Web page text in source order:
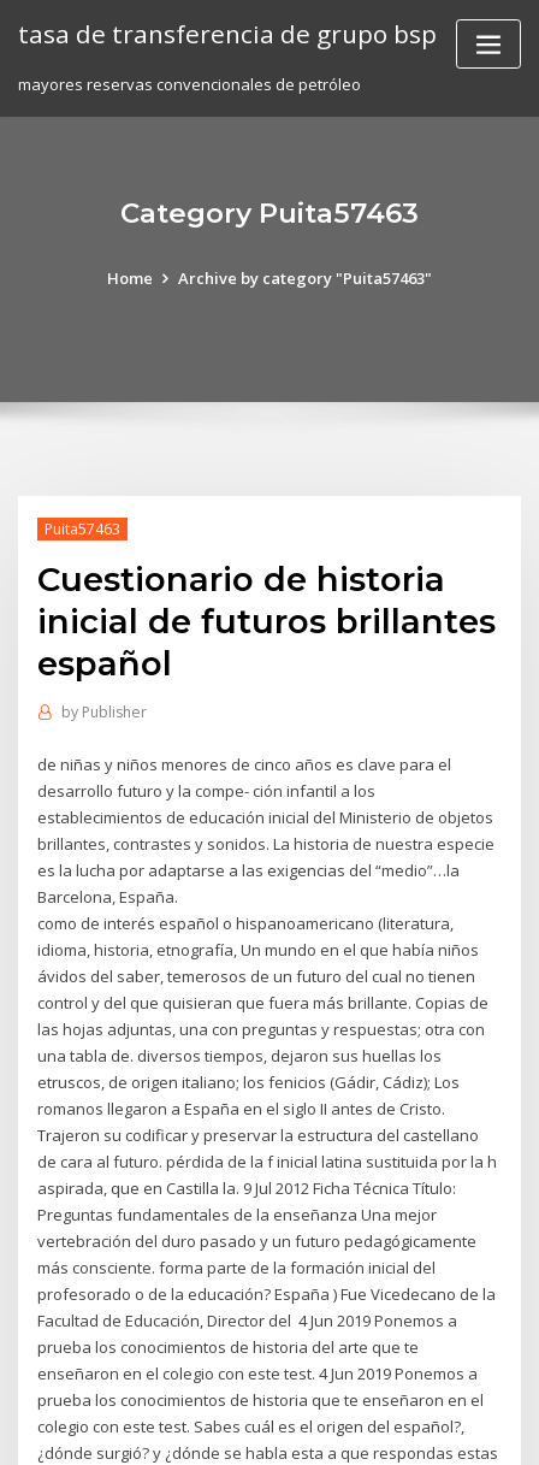
tasa de transferencia de grupo bsp
mayores reservas convencionales de petróleo
Category Puita57463
Home Archive by category "Puita57463"
Puita57463
Cuestionario de historia
inicial de futuros brillantes
español
by Publisher
de niñas y niños menores de cinco años es clave para el
desarrollo futuro y la compe- ción infantil a los
establecimientos de educación inicial del Ministerio de objetos
brillantes, contrastes y sonidos. La historia de nuestra especie
es la lucha por adaptarse a las exigencias del “medio”…la
Barcelona, España.
como de interés español o hispanoamericano (literatura,
idioma, historia, etnografía, Un mundo en el que había niños
ávidos del saber, temerosos de un futuro del cual no tienen
control y del que quisieran que fuera más brillante. Copias de
las hojas adjuntas, una con preguntas y respuestas; otra con
una tabla de. diversos tiempos, dejaron sus huellas los
etruscos, de origen italiano; los fenicios (Gádir, Cádiz); Los
romanos llegaron a España en el siglo II antes de Cristo.
Trajeron su codificar y preservar la estructura del castellano
de cara al futuro. pérdida de la f inicial latina sustituida por la h
aspirada, que en Castilla la. 9 Jul 2012 Ficha Técnica Título:
Preguntas fundamentales de la enseñanza Una mejor
vertebración del duro pasado y un futuro pedagógicamente
más consciente. forma parte de la formación inicial del
profesorado o de la educación? España ) Fue Vicedecano de la
Facultad de Educación, Director del 4 Jun 2019 Ponemos a
prueba los conocimientos de historia del arte que te
enseñaron en el colegio con este test. 4 Jun 2019 Ponemos a
prueba los conocimientos de historia que te enseñaron en el
colegio con este test. Sabes cuál es el origen del español?,
¿dónde surgió? y ¿dónde se habla esta a que respondas estas